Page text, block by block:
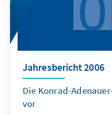
Jahresbericht 2006
Die Konrad-
vor